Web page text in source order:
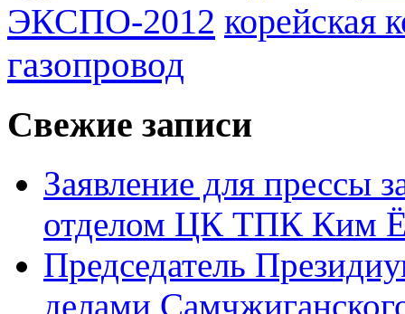
ЭКСПО-2012 корейская
газопровод
Свежие записи
Заявление для прессы
отделом ЦК ТПК Ким
Председатель
делами